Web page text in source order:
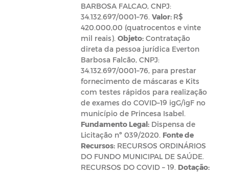
BARBOSA FALCAO, CNPJ:
34.132.697/0001–76. Valor: R$
420.000,00 (quatrocentos e vinte
mil reais). Objeto:Contratação
direta da pessoa jurídica Everton
Barbosa Falcão, CNPJ:
34.132.697/0001–76, para prestar
fornecimento de máscaras e Kits
com testes rápidos para realização
de exames do COVID–19 igG/igF no
município de Princesa Isabel.
Fundamento Legal:Dispensa de
Licitação nº 039/2020. Fonte de
Recursos:RECURSOS ORDINÁRIOS
DO FUNDO MUNICIPAL DE SAÚDE.
RECURSOS DO COVID – 19. Dotação: